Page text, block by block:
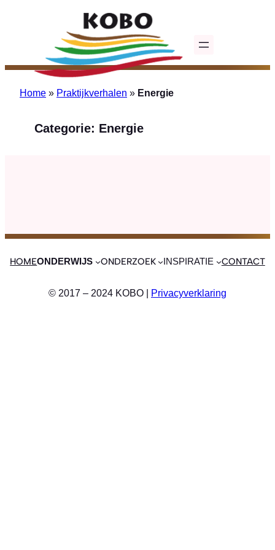
Home » Praktijkverhalen » Energie
Categorie: Energie
HOMEONDERWIJS ONDERZOEK INSPIRATIE CONTACT
© 2017 – 2024 KOBO | Privacyverklaring